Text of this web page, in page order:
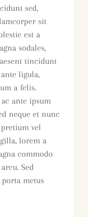
sed,
sit
est a
sodales,
tincidunt
ligula,
a felis.
ante ipsum
neque et nunc
vel
lorem a
commodo
Sed
metus